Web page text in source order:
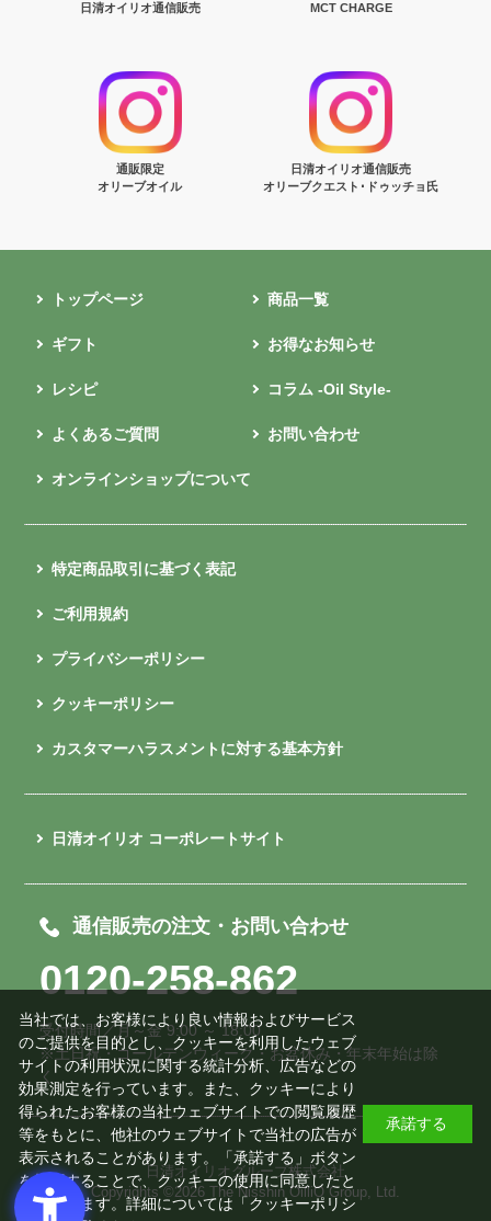
日清オイリオ通信販売 MCT CHARGE
通販限定
オリーブオイル
日清オイリオ通信販売
オリーブクエスト･ドゥッチョ氏
トップページ 商品一覧
ギフト お得なお知らせ
レシピ コラム -Oil Style-
よくあるご質問 お問い合わせ
オンラインショップについて
特定商品取引に基づく表記
ご利用規約
プライバシーポリシー
クッキーポリシー
カスタマーハラスメントに対する基本方針
日清オイリオ コーポレートサイト
通信販売の注文・お問い合わせ
0120-258-862
受付時間／月～金 9:00 ～ 18:00
※土日祝・ゴールデンウィーク・お盆休み・年末年始は除
く
日清オイリオグループ株式会社
Copyrights ©2026 The Nisshin OilliO Group, Ltd.
当社では、お客様により良い情報およびサービス
のご提供を目的とし、クッキーを利用したウェブ
サイトの利用状況に関する統計分析、広告などの
効果測定を行っています。また、クッキーにより
得られたお客様の当社ウェブサイトでの閲覧履歴
等をもとに、他社のウェブサイトで当社の広告が
表示されることがあります。「承諾する」ボタン
を押下することで、クッキーの使用に同意したと
みなされます。詳細については「クッキーポリシ
承諾する